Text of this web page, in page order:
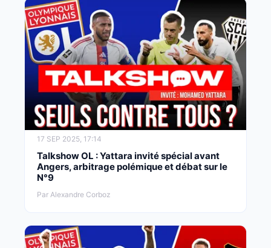
17 SEP 2025, 17:14
Talkshow OL : Yattara invité spécial avant
Angers, arbitrage polémique et débat sur le
N°9
Par Alexandre Corboz